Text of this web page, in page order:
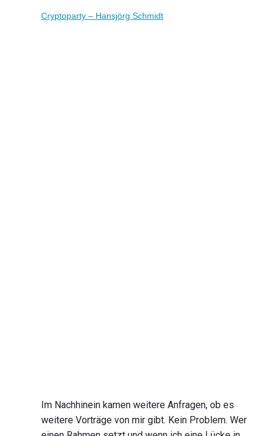
Cryptoparty – Hansjörg Schmidt
Im Nachhinein kamen weitere Anfragen, ob es
weitere Vorträge von mir gibt. Kein Problem. Wer